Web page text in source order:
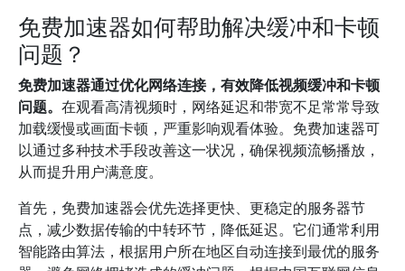
免费加速器如何帮助解决缓冲和卡顿
问题？
免费加速器通过优化网络连接，有效降低视频缓冲和卡顿
问题。 在观看高清视频时，网络延迟和带宽不足常常导致
加载缓慢或画面卡顿，严重影响观看体验。免费加速器可
以通过多种技术手段改善这一状况，确保视频流畅播放，
从而提升用户满意度。
首先，免费加速器会优先选择更快、更稳定的服务器节
点，减少数据传输的中转环节，降低延迟。它们通常利用
智能路由算法，根据用户所在地区自动连接到最优的服务